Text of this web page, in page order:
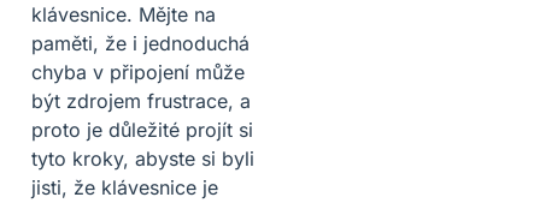
klávesnice. Mějte na
paměti, že i jednoduchá
chyba v připojení může
být zdrojem frustrace, a
proto je důležité projít si
tyto kroky, abyste si byli
jisti, že klávesnice je